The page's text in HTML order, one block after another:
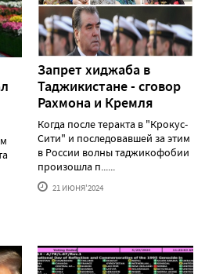
Запрет хиджаба в
Таджикистане - сговор
Рахмона и Кремля
Когда после теракта в "Крокус-
Сити" и последовавшей за этим
в России волны таджикофобии
произошла п......
21 ИЮНЯ'2024